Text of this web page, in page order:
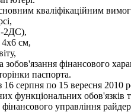
кваліфікаційним
2ДС),
4х6 см,
фінансового
паспорта.
серпня по 15 вересня 2010
функціональних обов'язків
управління